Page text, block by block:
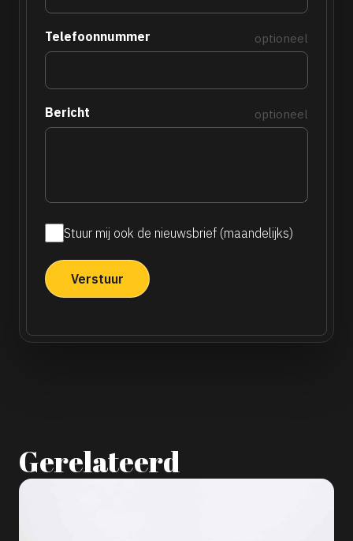
Telefoonnummer optioneel
Bericht optioneel
Maandelijkse
nieuwsbrief
Stuur mij ook de nieuwsbrief (maandelijks)
Gerelateerd